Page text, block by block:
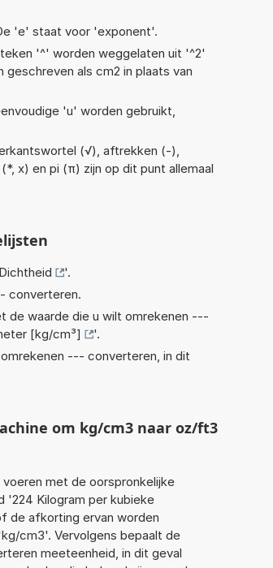
'e' staat voor 'exponent'.
'^' worden weggelaten uit '^2'
als cm2 in plaats van
'u' worden gebruikt,
(√), aftrekken (-),
x) en pi (π) zijn op dit punt allemaal
Dichtheid
'.
converteren.
de waarde die u wilt omrekenen ---
[kg/cm³]
'.
--- converteren, in dit
om kg/cm3 naar oz/ft3
met de oorspronkelijke
'224 Kilogram per kubieke
de afkorting ervan worden
cm3'. Vervolgens bepaalt de
meeteenheid, in dit geval